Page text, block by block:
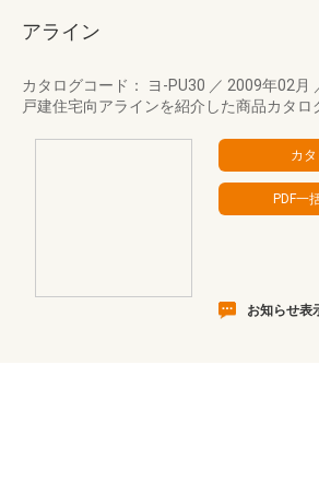
アライン
カタログコード： ヨ-PU30 ／ 2009年02月
戸建住宅向アラインを紹介した商品カタロ
お知らせ表